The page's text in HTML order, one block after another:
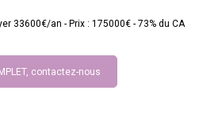
33600€/an - Prix : 175000€ - 73% du CA
contactez-nous